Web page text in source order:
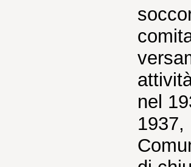
nel
1937,